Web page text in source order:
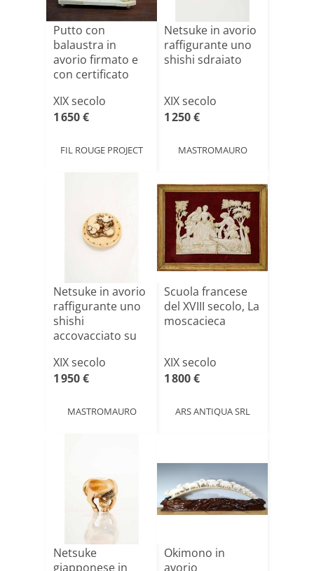
Putto con
balaustra in
avorio firmato e
con certificato
XIX secolo
1 650 €
FIL ROUGE PROJECT
Netsuke in avorio
raffigurante uno
shishi sdraiato
XIX secolo
1 250 €
MASTROMAURO
Netsuke in avorio
raffigurante uno
shishi
accovacciato su
XIX secolo
1 950 €
MASTROMAURO
Scuola francese
del XVIII secolo, La
moscacieca
XIX secolo
1 800 €
ARS ANTIQUA SRL
Netsuke
giapponese in
Okimono in
avorio